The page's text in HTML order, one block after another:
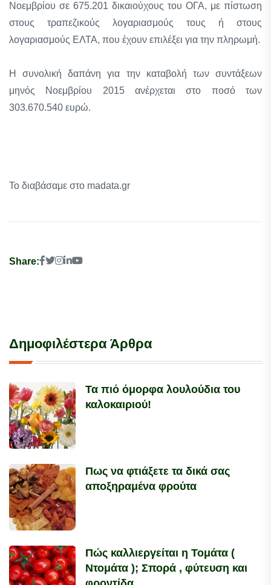
Νοεμβρίου σε 675.201 δικαιούχους του ΟΓΑ, με πίστωση
στους τραπεζικούς λογαριασμούς τους ή στους
λογαριασμούς ΕΛΤΑ, που έχουν επιλέξει για την πληρωμή.
Η συνολική δαπάνη για την καταβολή των συντάξεων
μηνός Νοεμβρίου 2015 ανέρχεται στο ποσό των
303.670.540 ευρώ.
Το διαβάσαμε στο madata.gr
Share:
Δημοφιλέστερα Άρθρα
Τα πιό όμορφα λουλούδια του
καλοκαιριού!
Πως να φτιάξετε τα δικά σας
αποξηραμένα φρούτα
Πώς καλλιεργείται η Τομάτα (
Ντομάτα ); Σπορά , φύτευση και